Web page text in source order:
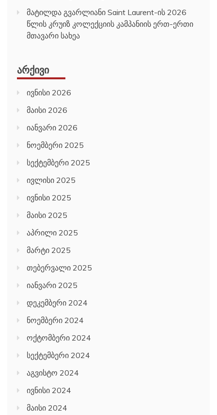
მატილდა გვარლიანი Saint Laurent-ის 2026
წლის კრუიზ კოლექციის კამპანიის ერთ-ერთი
მთავარი სახეა
ᲐᲠᲥᲘᲕᲘ
ივნისი 2026
მაისი 2026
იანვარი 2026
ნოემბერი 2025
სექტემბერი 2025
ივლისი 2025
ივნისი 2025
მაისი 2025
აპრილი 2025
მარტი 2025
თებერვალი 2025
იანვარი 2025
დეკემბერი 2024
ნოემბერი 2024
ოქტომბერი 2024
სექტემბერი 2024
აგვისტო 2024
ივნისი 2024
მაისი 2024